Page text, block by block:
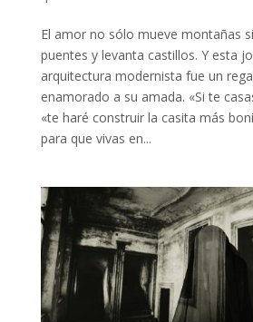
El amor no sólo mueve montañas
puentes y levanta castillos. Y esta
arquitectura modernista fue un
enamorado a su amada. «Si te
«te haré construir la casita más
para que vivas en...